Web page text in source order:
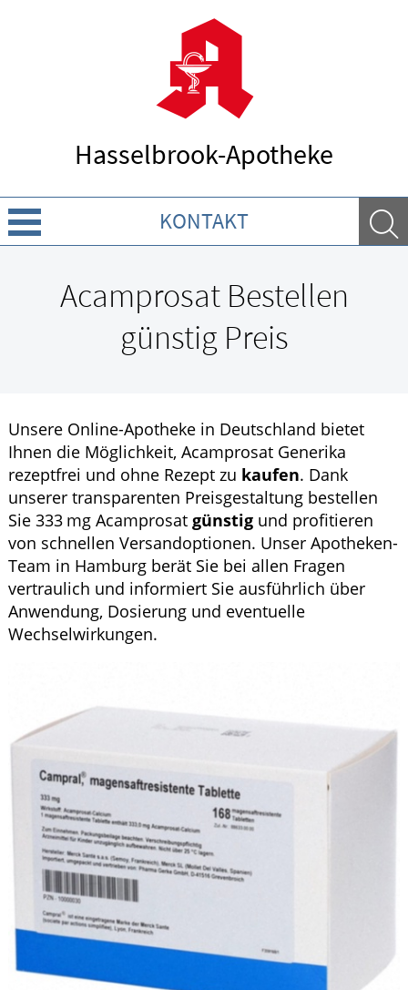
Hasselbrook-Apotheke
KONTAKT
GESUND IM ALTER
HOMÖOPATHIE
Acamprosat Bestellen
günstig Preis
Unsere Online-Apotheke in Deutschland bietet
Ihnen die Möglichkeit, Acamprosat Generika
rezeptfrei und ohne Rezept zu kaufen. Dank
unserer transparenten Preisgestaltung bestellen
Sie 333 mg Acamprosat günstig und profitieren
von schnellen Versandoptionen. Unser Apotheken-
Team in Hamburg berät Sie bei allen Fragen
vertraulich und informiert Sie ausführlich über
Anwendung, Dosierung und eventuelle
Wechselwirkungen.